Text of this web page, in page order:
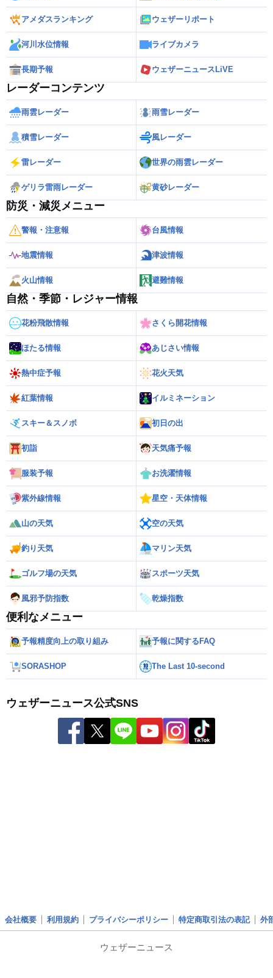
アメダスランキング ウェザーリポート
河川水位情報 ライブカメラ
長期予報 ウェザーニュースLiVE
レーダーコンテンツ
雨雲レーダー 雨雪レーダー
積雪レーダー 風レーダー
雷レーダー 世界の雨雲レーダー
ゲリラ雷雨レーダー 黄砂レーダー
防災・減災メニュー
警報・注意報 台風情報
地震情報 津波情報
火山情報 避難情報
自然・季節・レジャー情報
花粉飛散情報 さくら開花情報
ほたる情報 あじさい情報
熱中症予報 花火天気
紅葉情報 イルミネーション
スキー＆スノボ 初日の出
初詣 天気痛予報
服装予報 お洗濯情報
紫外線情報 星空・天体情報
山の天気 空の天気
釣り天気 マリン天気
ゴルフ場の天気 スポーツ天気
風邪予防指数 乾燥指数
便利なメニュー
予報精度向上の取り組み 予報に関するFAQ
SORASHOP The Last 10-second
ウェザーニュース公式SNS
会社概要 利用規約 プライバシーポリシー 特定商取引法の表記 外
ウェザーニュース